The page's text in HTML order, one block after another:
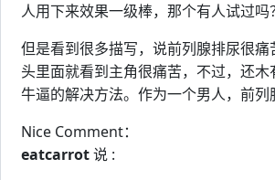
人用下来效果一级棒，那个有人试过吗
但是看到很多描写，说前列腺排尿很痛
头里面就看到主角很痛苦，不过，还
牛逼的解决方法。作为一个男人，前列
Nice Comment：
eatcarrot说 :